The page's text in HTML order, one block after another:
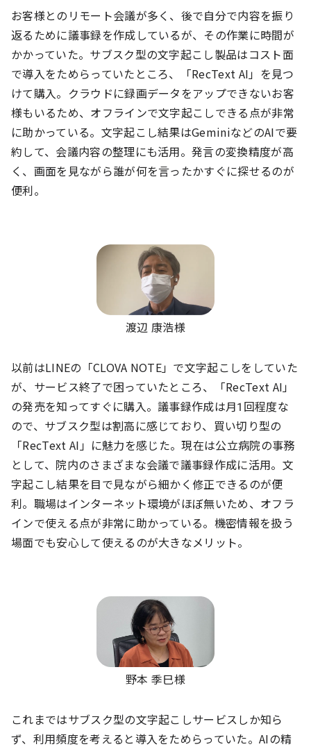
お客様とのリモート会議が多く、後で自分で内容を振り
返るために議事録を作成しているが、その作業に時間が
かかっていた。サブスク型の文字起こし製品はコスト面
で導入をためらっていたところ、「RecText AI」を見つ
けて購入。クラウドに録画データをアップできないお客
様もいるため、オフラインで文字起こしできる点が非常
に助かっている。文字起こし結果はGeminiなどのAIで要
約して、会議内容の整理にも活用。発言の変換精度が高
く、画面を見ながら誰が何を言ったかすぐに探せるのが
便利。
渡辺 康浩様
以前はLINEの「CLOVA NOTE」で文字起こしをしていた
が、サービス終了で困っていたところ、「RecText AI」
の発売を知ってすぐに購入。議事録作成は月1回程度な
ので、サブスク型は割高に感じており、買い切り型の
「RecText AI」に魅力を感じた。現在は公立病院の事務
として、院内のさまざまな会議で議事録作成に活用。文
字起こし結果を目で見ながら細かく修正できるのが便
利。職場はインターネット環境がほぼ無いため、オフラ
インで使える点が非常に助かっている。機密情報を扱う
場面でも安心して使えるのが大きなメリット。
野本 季巳様
これまではサブスク型の文字起こしサービスしか知ら
ず、利用頻度を考えると導入をためらっていた。AIの精